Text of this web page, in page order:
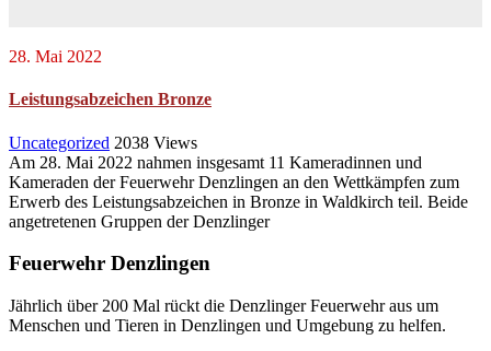
28. Mai 2022
Leistungsabzeichen Bronze
Uncategorized 2038 Views
Am 28. Mai 2022 nahmen insgesamt 11 Kameradinnen und
Kameraden der Feuerwehr Denzlingen an den Wettkämpfen zum
Erwerb des Leistungsabzeichen in Bronze in Waldkirch teil. Beide
angetretenen Gruppen der Denzlinger
Feuerwehr Denzlingen
Jährlich über 200 Mal rückt die Denzlinger Feuerwehr aus um
Menschen und Tieren in Denzlingen und Umgebung zu helfen.